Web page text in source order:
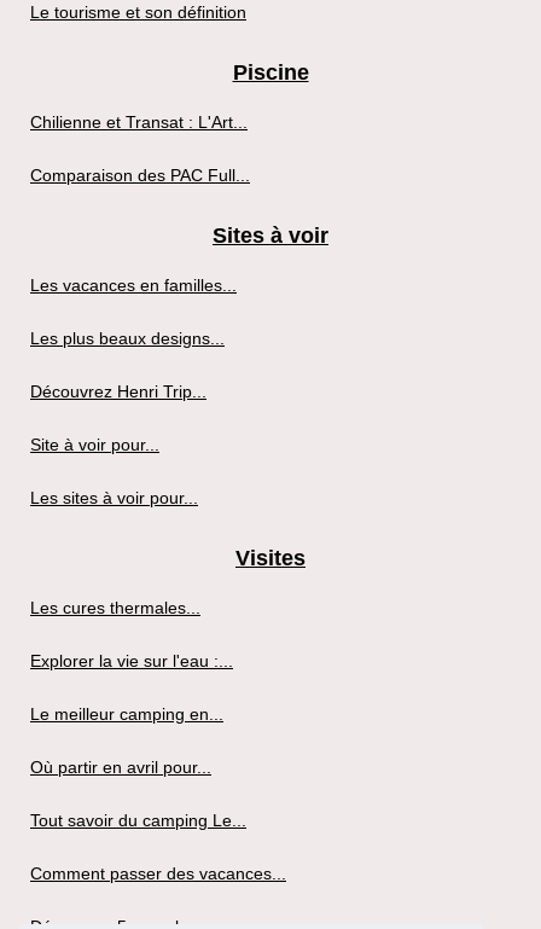
Le tourisme et son définition
Piscine
Chilienne et Transat : L'Art...
Comparaison des PAC Full...
Sites à voir
Les vacances en familles...
Les plus beaux designs...
Découvrez Henri Trip...
Site à voir pour...
Les sites à voir pour...
Visites
Les cures thermales...
Explorer la vie sur l'eau :...
Le meilleur camping en...
Où partir en avril pour...
Tout savoir du camping Le...
Comment passer des vacances...